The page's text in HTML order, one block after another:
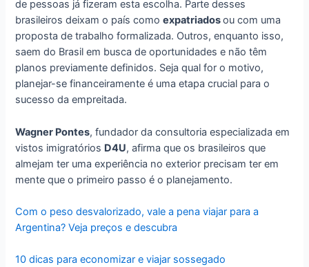
de pessoas já fizeram esta escolha. Parte desses
brasileiros deixam o país comoexpatriadosou com uma
proposta de trabalho formalizada. Outros, enquanto isso,
saem do Brasil em busca de oportunidades e não têm
planos previamente definidos. Seja qual for o motivo,
planejar-se financeiramente é uma etapa crucial para o
sucesso da empreitada.
Wagner Pontes, fundador da consultoria especializada em
vistos imigratórios D4U, afirma que os brasileiros que
almejam ter uma experiência no exterior precisam ter em
mente que o primeiro passo é o planejamento.
Com o peso desvalorizado, vale a pena viajar para a
Argentina? Veja preços e descubra
10 dicas para economizar e viajar sossegado